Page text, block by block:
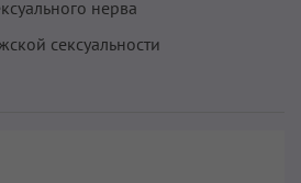
нерва
сексуальности